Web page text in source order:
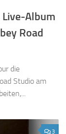
Live-Album
Road
die
Studio am
3